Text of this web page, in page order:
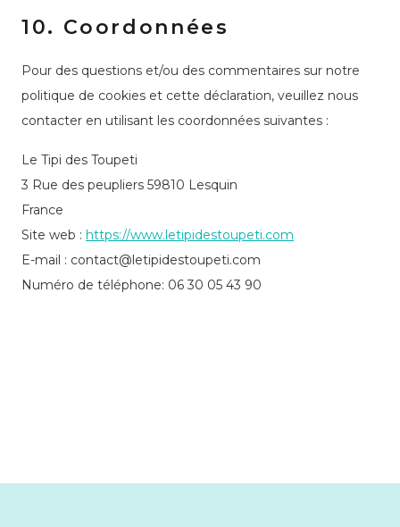
10. Coordonnées
Pour des questions et/ou des commentaires sur notre
politique de cookies et cette déclaration, veuillez nous
contacter en utilisant les coordonnées suivantes :
Le Tipi des Toupeti
3 Rue des peupliers 59810 Lesquin
France
Site web : https://www.letipidestoupeti.com
E-mail : moc.itepuotsedipitel@tcatnoc
Numéro de téléphone: 06 30 05 43 90